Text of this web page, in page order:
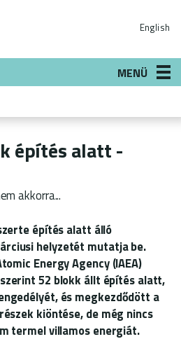
English
MENÜ
építés alatt -
akkorra...
építés alatt álló
helyzetét mutatja be.
Energy Agency (IAEA)
szerint 52 blokk állt építés alatt,
és megkezdődött a
kiöntése, de még nincs
termel villamos energiát.